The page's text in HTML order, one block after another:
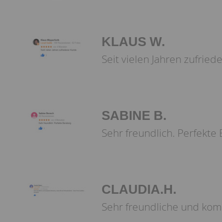
KLAUS W.
Seit vielen Jahren
SABINE B.
Sehr freundlich. Perfekte
CLAUDIA.H.
Sehr freundliche und